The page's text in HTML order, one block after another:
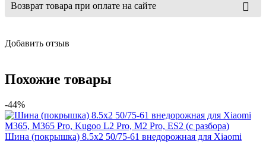
Возврат товара при оплате на сайте
Добавить отзыв
Похожие товары
-44%
Шина (покрышка) 8.5x2 50/75-61 внедорожная для Xiaomi